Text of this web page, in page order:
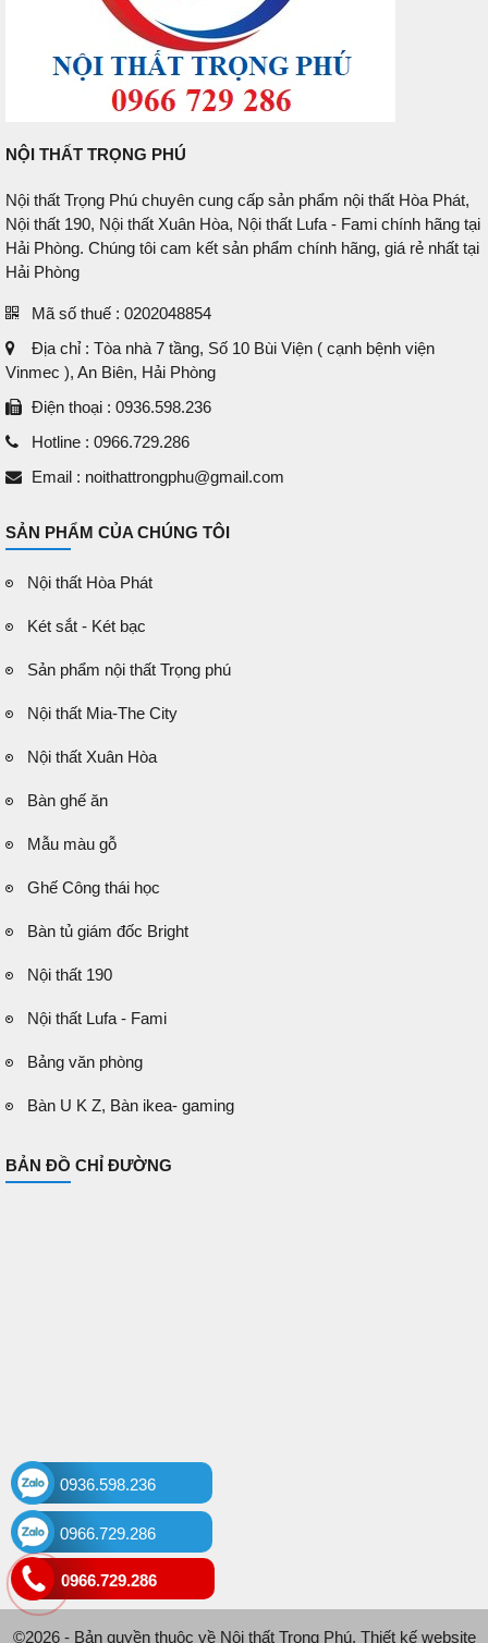
NỘI THẤT TRỌNG PHÚ
Nội thất Trọng Phú chuyên cung cấp sản phẩm nội thất Hòa Phát,
Nội thất 190, Nội thất Xuân Hòa, Nội thất Lufa - Fami chính hãng tại
Hải Phòng. Chúng tôi cam kết sản phẩm chính hãng, giá rẻ nhất tại
Hải Phòng
Mã số thuế : 0202048854
Địa chỉ : Tòa nhà 7 tầng, Số 10 Bùi Viện ( cạnh bệnh viện
Vinmec ), An Biên, Hải Phòng
Điện thoại : 0936.598.236
Hotline : 0966.729.286
Email : noithattrongphu@gmail.com
SẢN PHẨM CỦA CHÚNG TÔI
Nội thất Hòa Phát
Két sắt - Két bạc
Sản phẩm nội thất Trọng phú
Nội thất Mia-The City
Nội thất Xuân Hòa
Bàn ghế ăn
Mẫu màu gỗ
Ghế Công thái học
Bàn tủ giám đốc Bright
Nội thất 190
Nội thất Lufa - Fami
Bảng văn phòng
Bàn U K Z, Bàn ikea- gaming
BẢN ĐỒ CHỈ ĐƯỜNG
©2026 - Bản quyền thuộc về Nội thất Trọng Phú. Thiết kế website
0936.598.236
0966.729.286
0966.729.286